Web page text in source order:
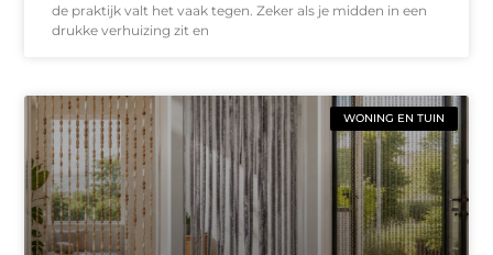
de praktijk valt het vaak tegen. Zeker als je midden in een
drukke verhuizing zit en
WONING EN TUIN